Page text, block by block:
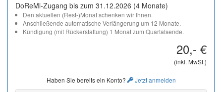
DoReMi-Zugang bis zum 31.12.2026 (4 Monate)
Den aktuellen (Rest-)Monat schenken wir Ihnen.
Anschließende automatische Verlängerung um 12 Monate.
Kündigung (mit Rückerstattung) 1 Monat zum Quartalsende.
20,- €
(inkl. MwSt.)
Haben Sie bereits ein Konto? Jetzt anmelden